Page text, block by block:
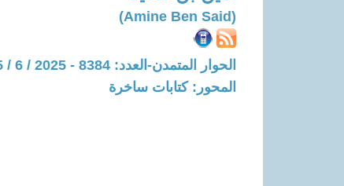
(Amine Ben Said)
الحوار المتمدن-العدد: 8384 - 2025 / 6 / 25 - 18:14
المحور: كتابات ساخرة